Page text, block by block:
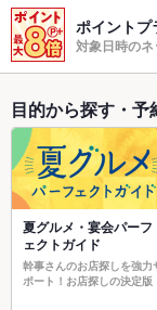
ポイント
対象日時の
目的から探す・予
夏グルメ・宴会パーフ
ェクトガイド
幹事さんのお店探しを強力
ポート！お店探しの決定版